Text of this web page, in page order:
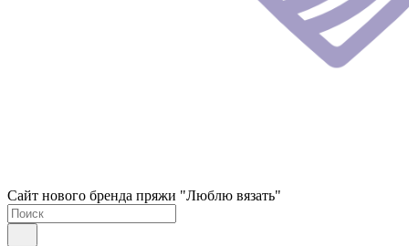
Сайт нового бренда пряжи "Люблю вязать"